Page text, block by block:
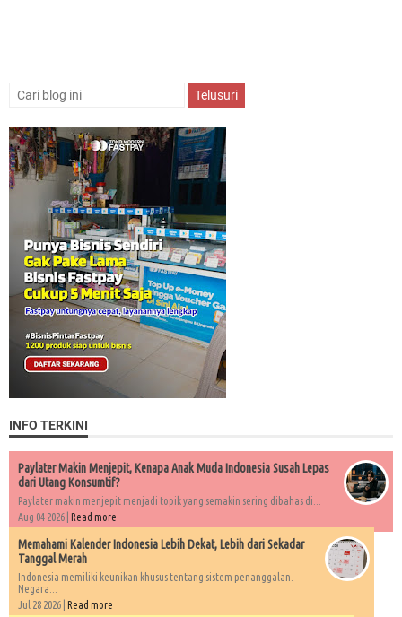
INFO TERKINI
Paylater Makin Menjepit, Kenapa Anak Muda Indonesia Susah Lepas
dari Utang Konsumtif?
Paylater makin menjepit menjadi topik yang semakin sering dibahas di...
Aug 04 2026 | Read more
Memahami Kalender Indonesia Lebih Dekat, Lebih dari Sekadar
Tanggal Merah
Indonesia memiliki keunikan khusus tentang sistem penanggalan.
Negara...
Jul 28 2026 | Read more